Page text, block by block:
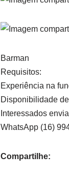
Barman
Requisitos:
Experiência na
Disponibilidade
Interessados
WhatsApp (16)
Compartilhe: